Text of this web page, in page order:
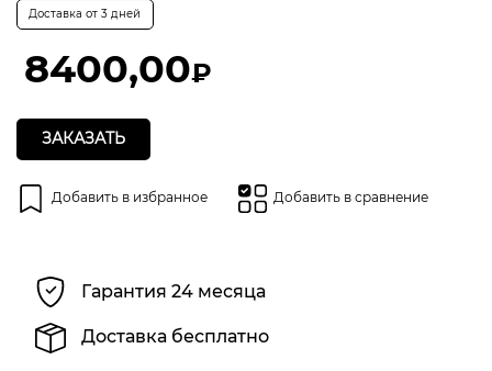
0
из
Доставка от 3 дней
8400,00₽
ЗАКАЗАТЬ
Добавить в избранное Добавить в сравнение
Гарантия 24 месяца
Доставка бесплатно